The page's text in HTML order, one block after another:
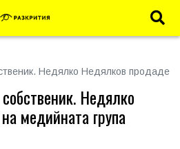
Недялко Недялков продаде
Недялко
медийната група